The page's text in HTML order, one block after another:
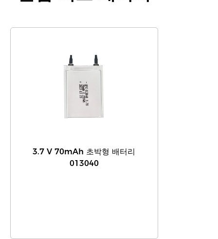
3.7 V 70mAh 초박형 배터리
013040